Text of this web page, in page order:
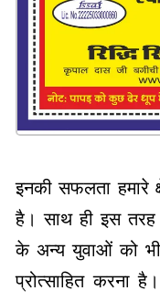
इनकी सफलता हमारे
है। साथ ही इस तरह
के अन्य युवाओं को
प्रोत्साहित करना